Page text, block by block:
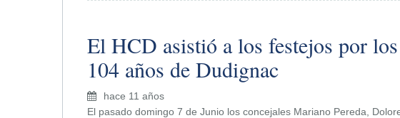
El HCD asistió a los festejos por los
104 años de Dudignac
hace 11 años
El pasado domingo 7 de Junio los concejales Mariano Pereda,